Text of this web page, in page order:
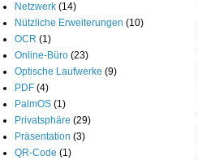
Netzwerk (14)
Nützliche Erweiterungen (10)
OCR (1)
Online-Büro (23)
Optische Laufwerke (9)
PDF (4)
PalmOS (1)
Privatsphäre (29)
Präsentation (3)
QR-Code (1)